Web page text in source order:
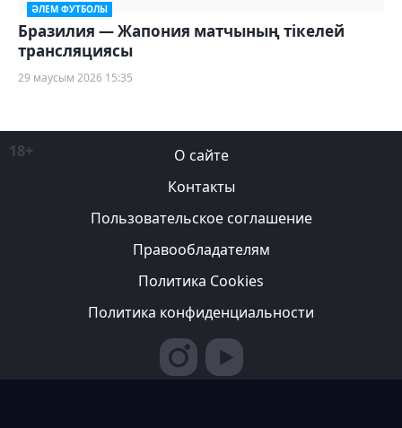
ӘЛЕМ ФУТБОЛЫ
Бразилия — Жапония матчының тікелей
трансляциясы
29 маусым 2026 15:35
18+
О сайте
Контакты
Пользовательское соглашение
Правообладателям
Политика Cookies
Политика конфиденциальности